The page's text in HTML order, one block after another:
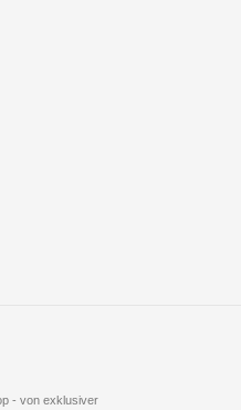
- von exklusiver